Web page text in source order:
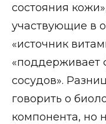
состояния
участвующие в
«источник
«поддерживает
сосудов».
говорить о
компонента, но